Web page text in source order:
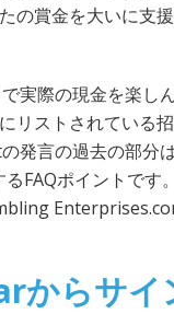
の賞金を大いに支
実際の現金を楽し
リストされている
発言の過去の部分
FAQポイントです
からサイ